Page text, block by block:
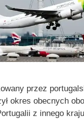
przez
okres obecnych
z innego